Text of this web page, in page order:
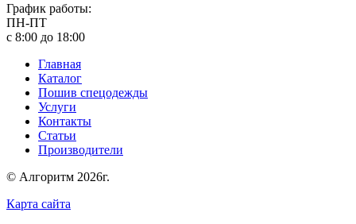
График работы:
ПН-ПТ
с 8:00 до 18:00
Главная
Каталог
Пошив спецодежды
Услуги
Контакты
Статьи
Производители
© Алгоритм 2026г.
Карта сайта